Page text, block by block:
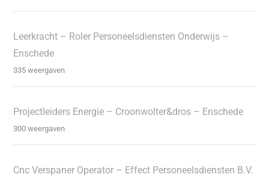
Leerkracht – Roler Personeelsdiensten Onderwijs –
Enschede
335 weergaven
Projectleiders Energie – Croonwolter&dros – Enschede
300 weergaven
Cnc Verspaner Operator – Effect Personeelsdiensten B.V.